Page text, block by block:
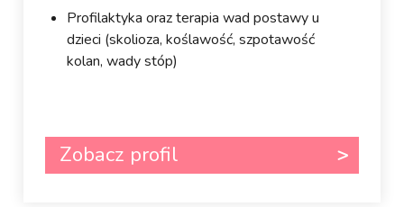
Profilaktyka oraz terapia wad postawy u
dzieci (skolioza, koślawość, szpotawość
kolan, wady stóp)
Zobacz profil